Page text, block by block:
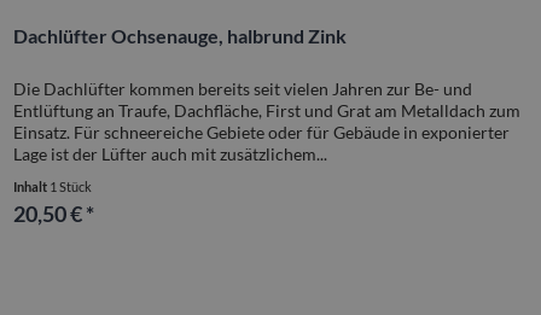
Dachlüfter Ochsenauge, halbrund Zink
Die Dachlüfter kommen bereits seit vielen Jahren zur Be- und
Entlüftung an Traufe, Dachfläche, First und Grat am Metalldach zum
Einsatz. Für schneereiche Gebiete oder für Gebäude in exponierter
Lage ist der Lüfter auch mit zusätzlichem...
Inhalt 1 Stück
20,50 € *